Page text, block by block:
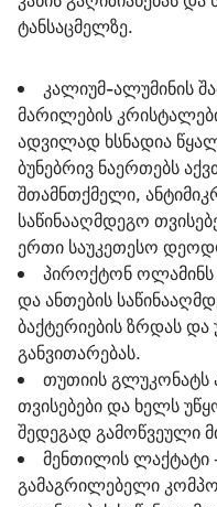
ტანსაცმელზე.
კალიუმ-ალუმინის
მარილების
ადვილად ხსნადია
ბუნებრივ ნაერთებს
შთამნთქმელი,
საწინააღმდეგო
ერთი საუკეთესო
პიროქტონ ოლამინს
და ანთების
ბაქტერიების ზრდას და
განვითარებას.
თუთიის გლუკონატს
თვისებები და ხელს
შედეგად გამოწვეული
მენთილის ლაქტატი
გამაგრილებელი